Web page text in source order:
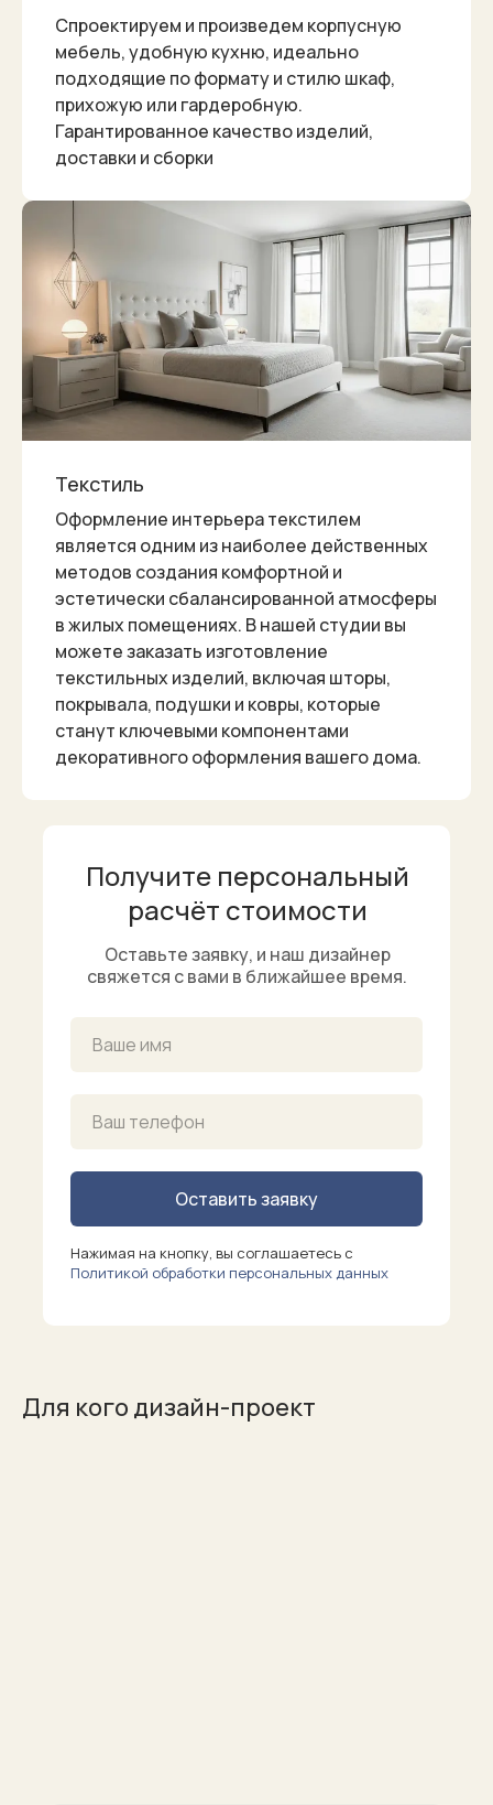
Спроектируем и произведем корпусную
мебель, удобную кухню, идеально
подходящие по формату и стилю шкаф,
прихожую или гардеробную.
Гарантированное качество изделий,
доставки и сборки
Текстиль
Оформление интерьера текстилем
является одним из наиболее действенных
методов создания комфортной и
эстетически сбалансированной атмосферы
в жилых помещениях. В нашей студии вы
можете заказать изготовление
текстильных изделий, включая шторы,
покрывала, подушки и ковры, которые
станут ключевыми компонентами
декоративного оформления вашего дома.
Получите персональный
расчёт стоимости
Оставьте заявку, и наш дизайнер
свяжется с вами в ближайшее время.
Оставить заявку
Нажимая на кнопку, вы соглашаетесь с
Политикой обработки персональных данных
Для кого дизайн-проект